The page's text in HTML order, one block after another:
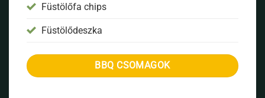
Füstölőfa chips
Füstölődeszka
BBQ CSOMAGOK